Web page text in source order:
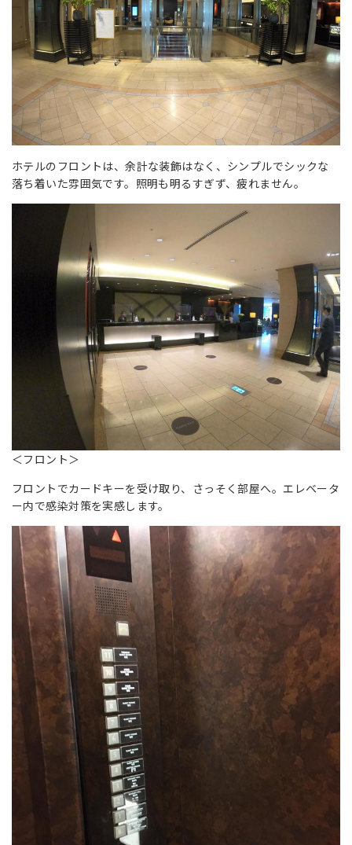
ホテルのフロントは、余計な装飾はなく、シンプルでシックな
落ち着いた雰囲気です。照明も明るすぎず、疲れません。
＜フロント＞
フロントでカードキーを受け取り、さっそく部屋へ。エレベータ
ー内で感染対策を実感します。